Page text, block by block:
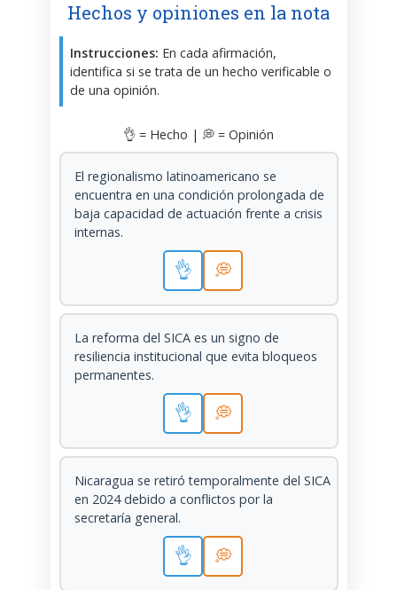
Hechos y opiniones en la nota
Instrucciones: En cada afirmación,
identifica si se trata de un hecho verificable o
de una opinión.
👌 = Hecho | 💭 = Opinión
El regionalismo latinoamericano se
encuentra en una condición prolongada de
baja capacidad de actuación frente a crisis
internas.
👌 💭
La reforma del SICA es un signo de
resiliencia institucional que evita bloqueos
permanentes.
👌 💭
Nicaragua se retiró temporalmente del SICA
en 2024 debido a conflictos por la
secretaría general.
👌 💭